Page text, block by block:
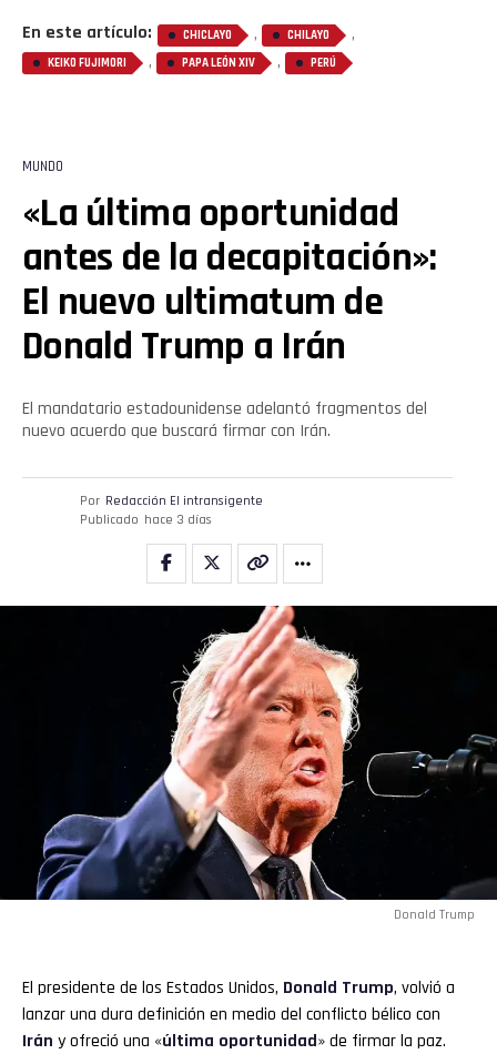
En este artículo: CHICLAYO , CHILAYO ,
KEIKO FUJIMORI , PAPA LEÓN XIV , PERÚ
MUNDO
«La última oportunidad
antes de la decapitación»:
El nuevo ultimatum de
Donald Trump a Irán
El mandatario estadounidense adelantó fragmentos del
nuevo acuerdo que buscará firmar con Irán.
Por Redacción El intransigente
Publicado hace 3 días
Donald Trump
El presidente de los Estados Unidos, Donald Trump, volvió a
lanzar una dura definición en medio del conflicto bélico con
Irán y ofreció una «última oportunidad» de firmar la paz.